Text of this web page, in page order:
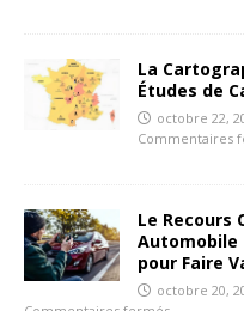
La
Études de
octobre 22,
Commentaires
Le Recours
Automobile
pour Faire
octobre 20,